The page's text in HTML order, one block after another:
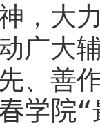
，大
广大
先、善
学院“